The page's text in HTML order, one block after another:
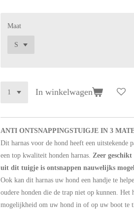
Maat
In winkelwagen
ANTI ONTSNAPPINGSTUIGJE IN 3
Dit harnas voor de hond heeft een uitstekende
een top kwaliteit honden harnas. Zeer
uit dit tuigje is ontsnappen nauwelijks
Ook kan dit harnas uw hond een handje te
oudere honden die de trap niet op kunnen. Het
mogelijkheid om uw hond in of op uw boot te